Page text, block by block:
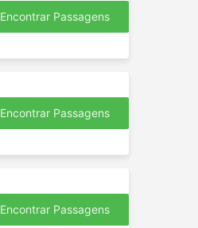
Encontrar Passagens
Encontrar Passagens
Encontrar Passagens